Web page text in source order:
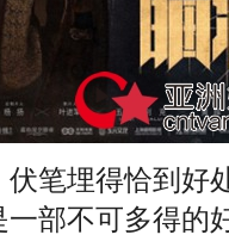
埋得恰到好
部不可多得的